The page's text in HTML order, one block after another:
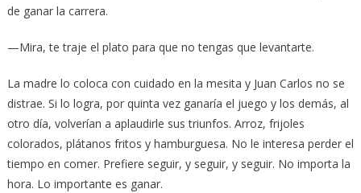
de ganar la carrera.
—Mira, te traje el plato para que no tengas que levantarte.
La madre lo coloca con cuidado en la mesita y Juan Carlos no se
distrae. Si lo logra, por quinta vez ganaría el juego y los demás, al
otro día, volverían a aplaudirle sus triunfos. Arroz, frijoles
colorados, plátanos fritos y hamburguesa. No le interesa perder el
tiempo en comer. Prefiere seguir, y seguir, y seguir. No importa la
hora. Lo importante es ganar.